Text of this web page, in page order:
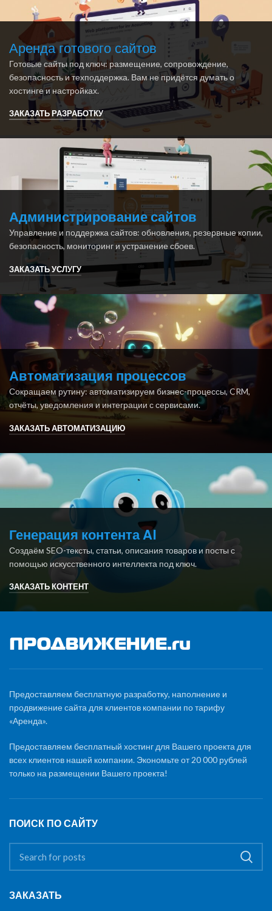
Аренда готового сайтов
Готовые сайты под ключ: размещение, сопровождение,
безопасность и техподдержка. Вам не придётся думать о
хостинге и настройках.
ЗАКАЗАТЬ РАЗРАБОТКУ
Администрирование сайтов
Управление и поддержка сайтов: обновления, резервные копии,
безопасность, мониторинг и устранение сбоев.
ЗАКАЗАТЬ УСЛУГУ
Автоматизация процессов
Сокращаем рутину: автоматизируем бизнес-процессы, CRM,
отчёты, уведомления и интеграции с сервисами.
ЗАКАЗАТЬ АВТОМАТИЗАЦИЮ
Генерация контента AI
Создаём SEO-тексты, статьи, описания товаров и посты с
помощью искусственного интеллекта под ключ.
ЗАКАЗАТЬ КОНТЕНТ
Предоставляем бесплатную разработку, наполнение и
продвижение сайта для клиентов компании по тарифу
«Аренда».
Предоставляем бесплатный хостинг для Вашего проекта для
всех клиентов нашей компании. Экономьте от 20 000 рублей
только на размещении Вашего проекта!
ПОИСК ПО САЙТУ
ЗАКАЗАТЬ